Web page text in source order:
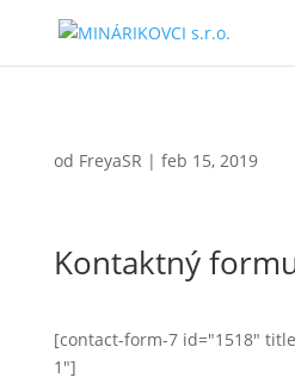
od FreyaSR | feb 15, 2019
Kontaktný
[contact-form-7 id="1518"
1"]